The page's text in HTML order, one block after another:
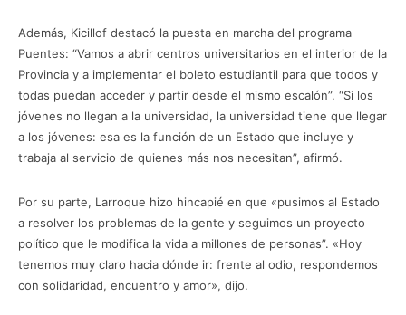
Además, Kicillof destacó la puesta en marcha del programa
Puentes: “Vamos a abrir centros universitarios en el interior de la
Provincia y a implementar el boleto estudiantil para que todos y
todas puedan acceder y partir desde el mismo escalón”. “Si los
jóvenes no llegan a la universidad, la universidad tiene que llegar
a los jóvenes: esa es la función de un Estado que incluye y
trabaja al servicio de quienes más nos necesitan”, afirmó.
Por su parte, Larroque hizo hincapié en que «pusimos al Estado
a resolver los problemas de la gente y seguimos un proyecto
político que le modifica la vida a millones de personas”. «Hoy
tenemos muy claro hacia dónde ir: frente al odio, respondemos
con solidaridad, encuentro y amor», dijo.